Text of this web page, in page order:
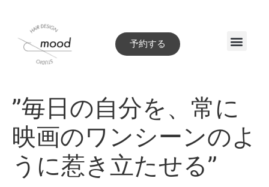
予約する
”毎日の自分を、常に
映画のワンシーンのよ
うに惹き立たせる”